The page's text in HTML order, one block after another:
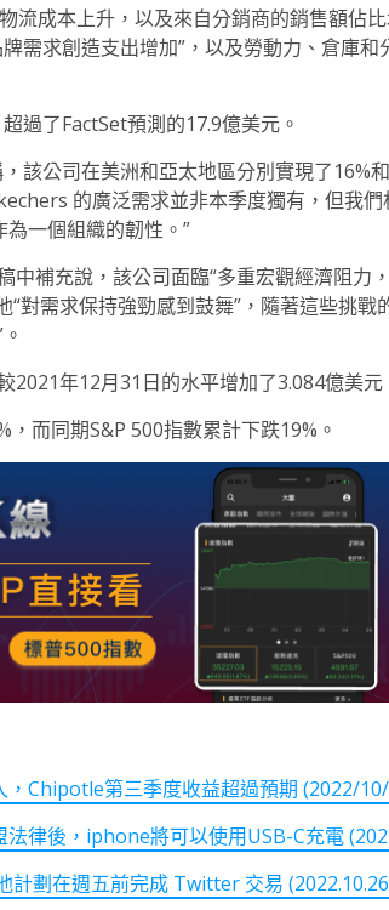
流成本上升，以及來自分銷商的銷售額佔
需求創造支出增加”，以及勞動力、倉庫
過了FactSet預測的17.9億美元。
該公司在美洲和亞太地區分別實現了16%
的廣泛需求並非本季度獨有，但我
一個組織的韌性。”
補充說，該公司面臨“多重宏觀經濟阻力
“對需求保持強勁感到鼓舞”，隨著這些挑
2021年12月31日的水平增加了3.084億美元
而同期S&P 500指數累計下跌19%。
，Chipotle第三季度收益超過預期 (2022/
法律後，iphone將可以使用USB-C充電
計劃在週五前完成 Twitter 交易